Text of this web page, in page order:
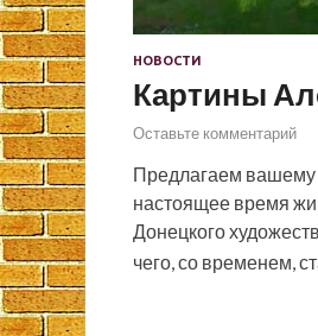
НОВОСТИ
Картины
Оставьте комментарий
Предлагаем вашему
настоящее время
Донецкого
чего, со временем,